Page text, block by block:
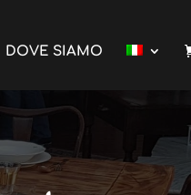
DOVE SIAMO